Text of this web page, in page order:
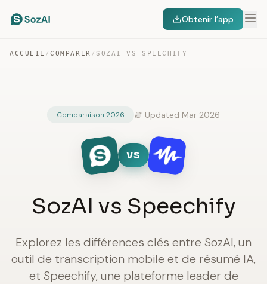
Obtenir l’app
ACCUEIL /COMPARER / SOZAI VS SPEECHIFY
Comparaison 2026 Updated Mar 2026
VS
SozAI vs Speechify
Explorez les différences clés entre SozAI, un
outil de transcription mobile et de résumé IA,
et Speechify, une plateforme leader de